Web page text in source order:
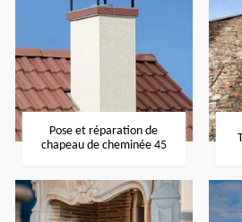
Pose et réparation de
chapeau de cheminée 45